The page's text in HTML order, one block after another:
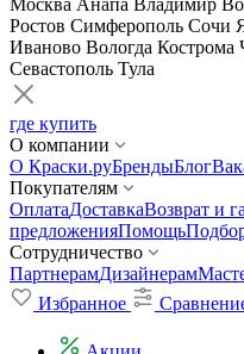
Москва Анапа Владимир
Ростов Симферополь Сочи
Иваново Вологда Кострома
Севастополь Тула
где купить
О компании
О Краски.руБрендыБлог
Покупателям
ОплатаДоставкаВозврат и
предложенияПомощь
Сотрудничество
ПартнерамДизайнерам
Избранное